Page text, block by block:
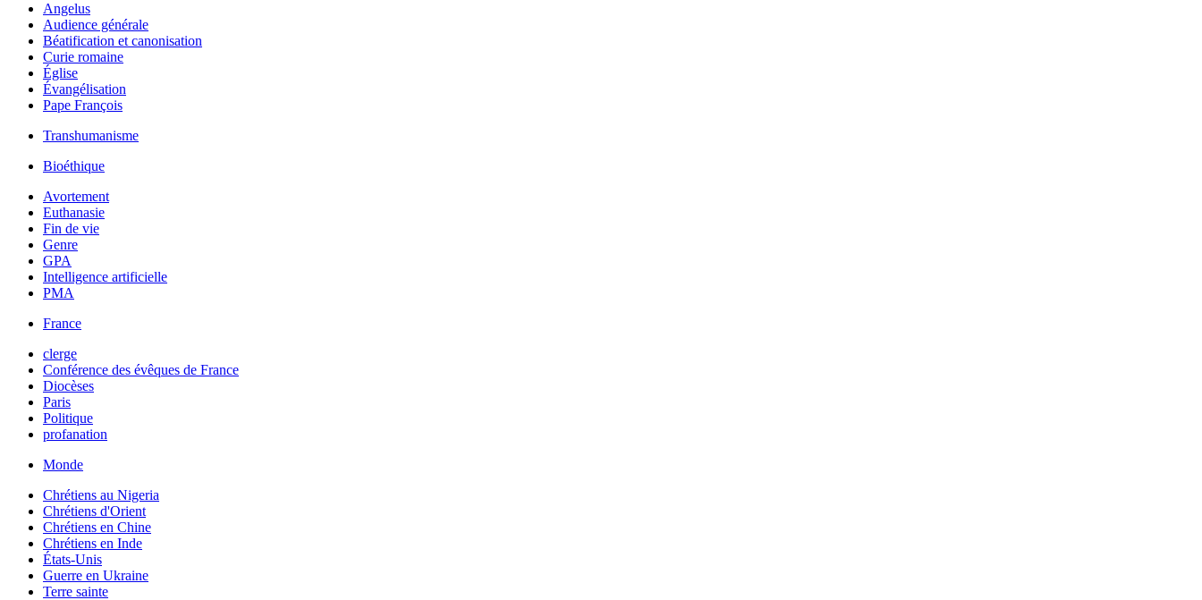
Angelus
Audience générale
Béatification et canonisation
Curie romaine
Église
Évangélisation
Pape François
Transhumanisme
Bioéthique
Avortement
Euthanasie
Fin de vie
Genre
GPA
Intelligence artificielle
PMA
France
clerge
Conférence des évêques de France
Diocèses
Paris
Politique
profanation
Monde
Chrétiens au Nigeria
Chrétiens d'Orient
Chrétiens en Chine
Chrétiens en Inde
États-Unis
Guerre en Ukraine
Terre sainte